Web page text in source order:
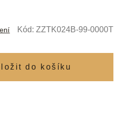
Kód: ZZTK024B-99-0000T